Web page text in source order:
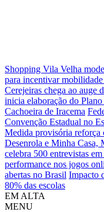
Shopping Vila Velha
para incentivar mobilidade
Cerejeiras chega ao auge
inicia elaboração do
Cachoeira de Iracema
Convenção Estadual no
Medida provisória reforça
Desenrola e Minha Casa,
celebra 500 entrevistas
performance nos jogos
abertas no Brasil Impacto
80% das escolas
EM ALTA
MENU